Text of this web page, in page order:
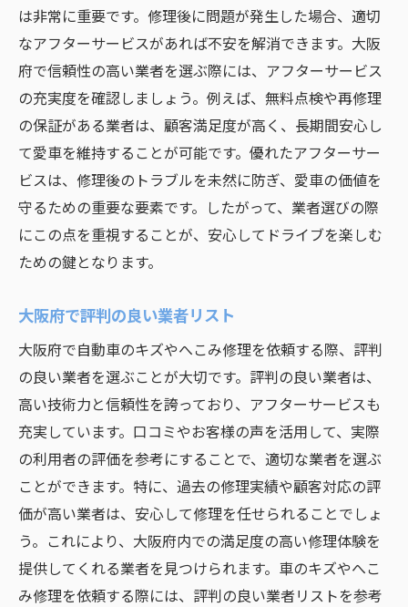
は非常に重要です。修理後に問題が発生した場合、適切
なアフターサービスがあれば不安を解消できます。大阪
府で信頼性の高い業者を選ぶ際には、アフターサービス
の充実度を確認しましょう。例えば、無料点検や再修理
の保証がある業者は、顧客満足度が高く、長期間安心し
て愛車を維持することが可能です。優れたアフターサー
ビスは、修理後のトラブルを未然に防ぎ、愛車の価値を
守るための重要な要素です。したがって、業者選びの際
にこの点を重視することが、安心してドライブを楽しむ
ための鍵となります。
大阪府で評判の良い業者リスト
大阪府で自動車のキズやへこみ修理を依頼する際、評判
の良い業者を選ぶことが大切です。評判の良い業者は、
高い技術力と信頼性を誇っており、アフターサービスも
充実しています。口コミやお客様の声を活用して、実際
の利用者の評価を参考にすることで、適切な業者を選ぶ
ことができます。特に、過去の修理実績や顧客対応の評
価が高い業者は、安心して修理を任せられることでしょ
う。これにより、大阪府内での満足度の高い修理体験を
提供してくれる業者を見つけられます。車のキズやへこ
み修理を依頼する際には、評判の良い業者リストを参考